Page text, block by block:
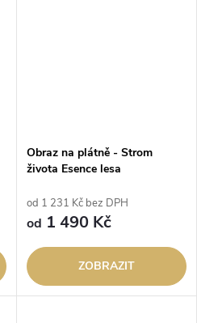
Obraz na plátně - Strom
života Esence lesa
od 1 231 Kč bez DPH
od 1 490 Kč
ZOBRAZIT